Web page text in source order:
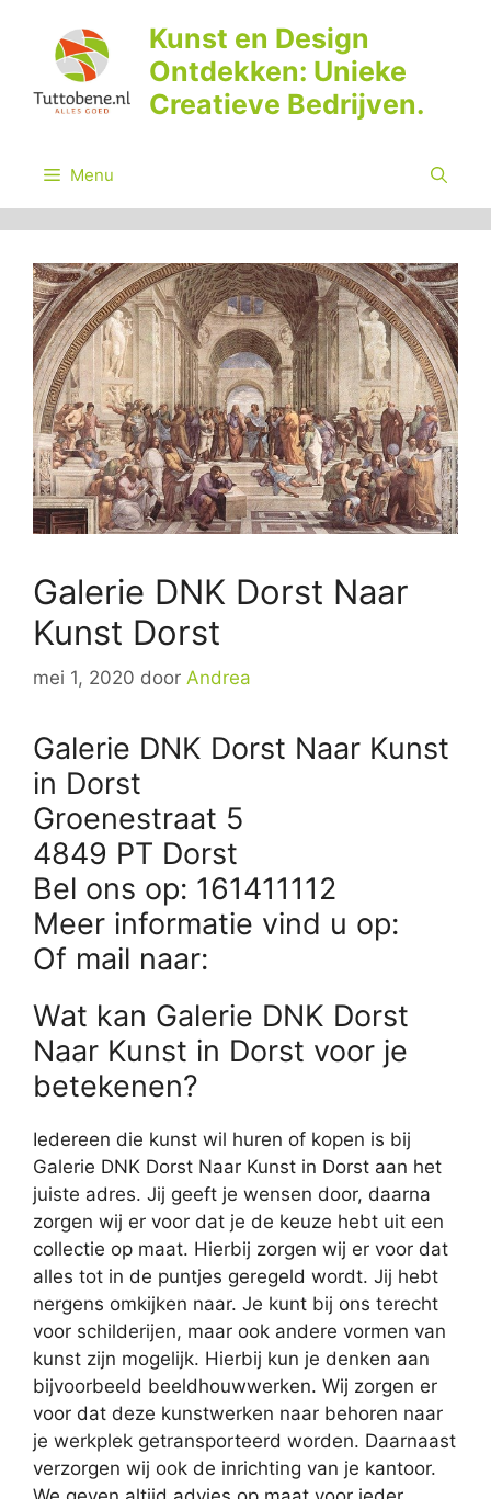
inhoud
Kunst en Design
Ontdekken: Unieke
Creatieve Bedrijven.
Menu
Galerie DNK Dorst Naar
Kunst Dorst
mei 1, 2020 door Andrea
Galerie DNK Dorst Naar Kunst
in Dorst
Groenestraat 5
4849 PT Dorst
Bel ons op: 161411112
Meer informatie vind u op:
Of mail naar:
Wat kan Galerie DNK Dorst
Naar Kunst in Dorst voor je
betekenen?
Iedereen die kunst wil huren of kopen is bij
Galerie DNK Dorst Naar Kunst in Dorst aan het
juiste adres. Jij geeft je wensen door, daarna
zorgen wij er voor dat je de keuze hebt uit een
collectie op maat. Hierbij zorgen wij er voor dat
alles tot in de puntjes geregeld wordt. Jij hebt
nergens omkijken naar. Je kunt bij ons terecht
voor schilderijen, maar ook andere vormen van
kunst zijn mogelijk. Hierbij kun je denken aan
bijvoorbeeld beeldhouwwerken. Wij zorgen er
voor dat deze kunstwerken naar behoren naar
je werkplek getransporteerd worden. Daarnaast
verzorgen wij ook de inrichting van je kantoor.